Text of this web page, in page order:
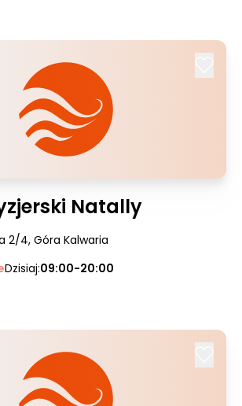
Natally
2/4, Góra Kalwaria
Dzisiaj:09:00-20:00